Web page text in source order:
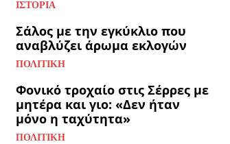
ΙΣΤΟΡΊΑ
Σάλος με την εγκύκλιο που
αναβλύζει άρωμα εκλογών
ΠΟΛΙΤΙΚΉ
Φονικό τροχαίο στις Σέρρες με
μητέρα και γιο: «Δεν ήταν
μόνο η ταχύτητα»
ΠΟΛΙΤΙΚΉ